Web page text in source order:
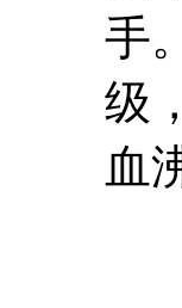
手
级
血